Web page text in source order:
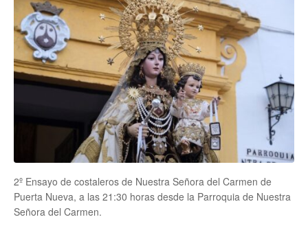
2º Ensayo de costaleros de Nuestra Señora del Carmen de
Puerta Nueva, a las 21:30 horas desde la Parroquia de Nuestra
Señora del Carmen.